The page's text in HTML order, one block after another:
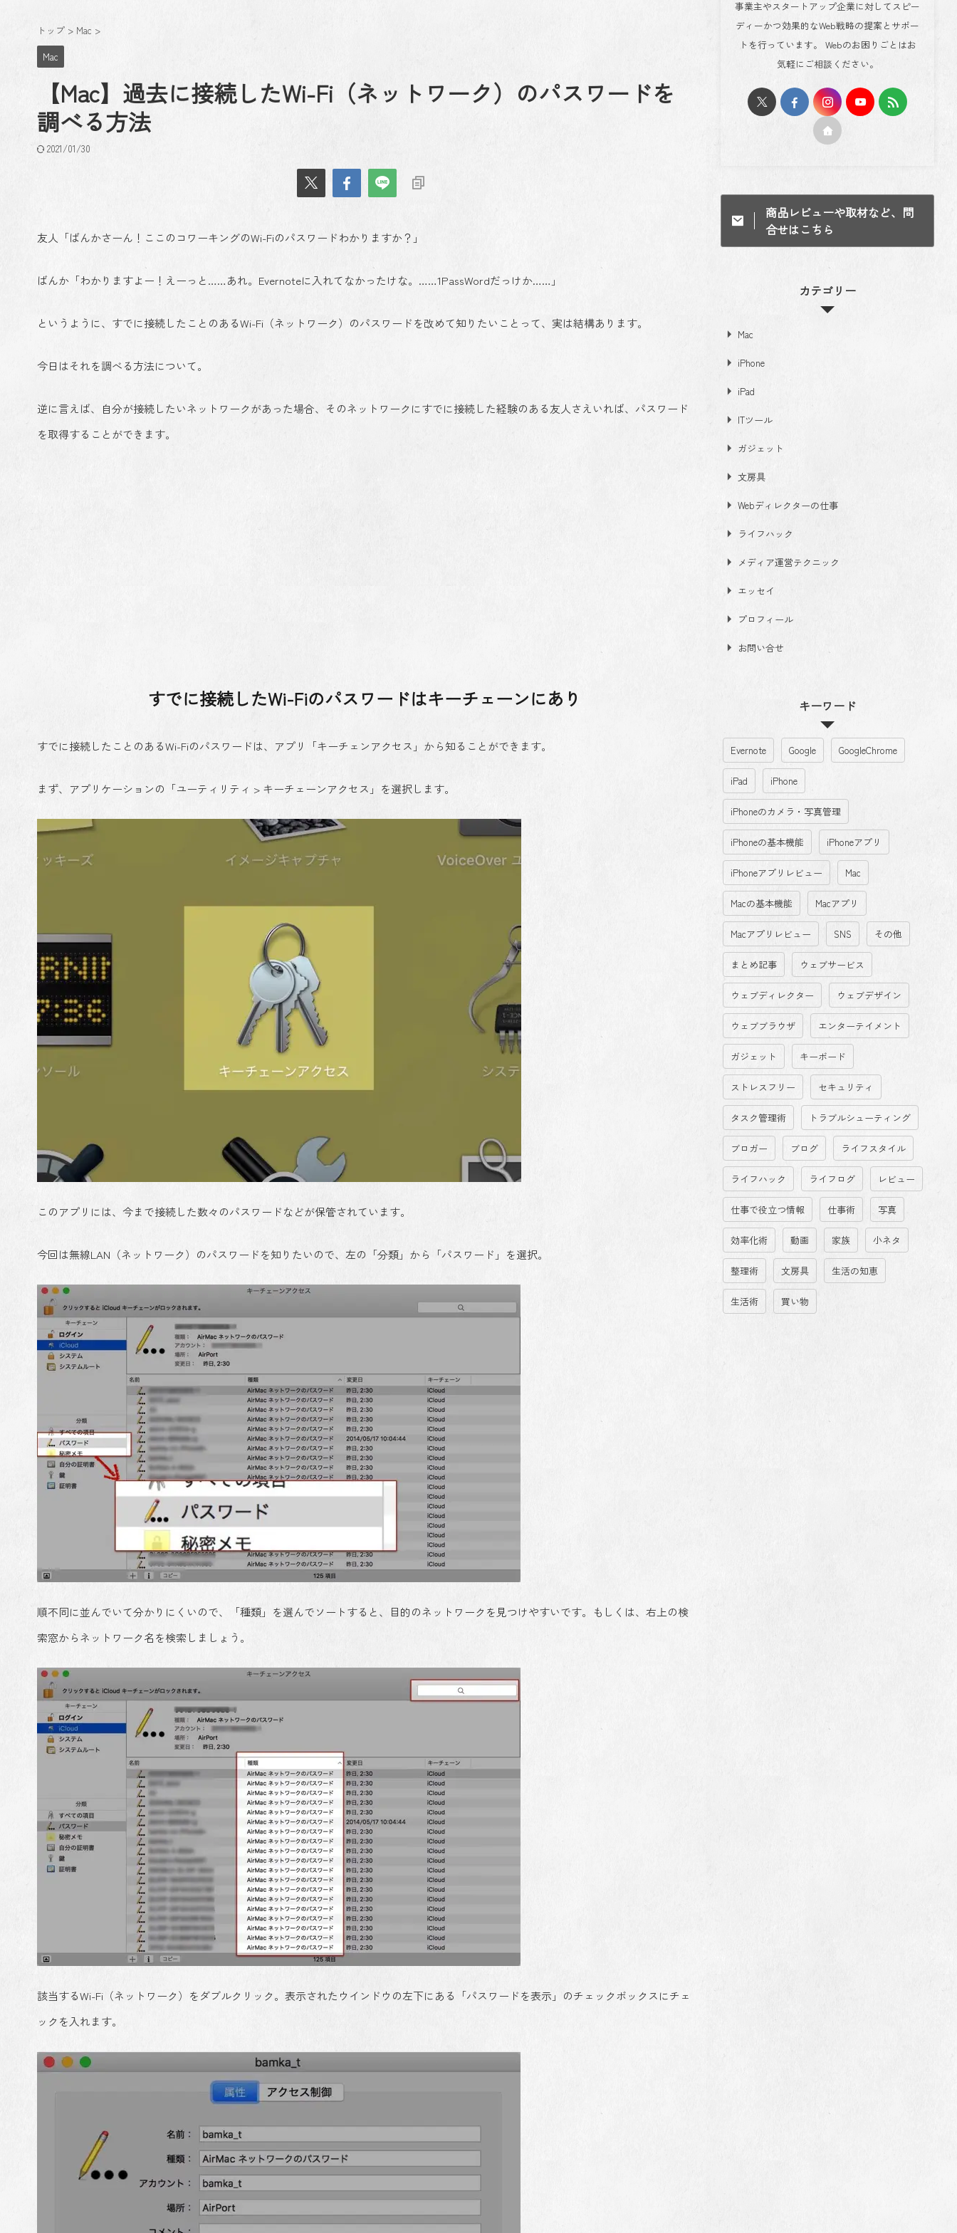
トップ > Mac >
Mac
【Mac】過去に接続したWi-Fi（ネットワーク）のパスワードを
調べる方法
2021/01/30
友人「ばんかさーん！ここのコワーキングのWi-Fiのパスワードわかりますか？」
ばんか「わかりますよー！えーっと……あれ。Evernoteに入れてなかったけな。……1PassWordだっけか……」
というように、すでに接続したことのあるWi-Fi（ネットワーク）のパスワードを改めて知りたいことって、実は結構あります。
今日はそれを調べる方法について。
逆に言えば、自分が接続したいネットワークがあった場合、そのネットワークにすでに接続した経験のある友人さえいれば、パスワード
を取得することができます。
すでに接続したWi-Fiのパスワードはキーチェーンにあり
すでに接続したことのあるWi-Fiのパスワードは、アプリ「キーチェンアクセス」から知ることができます。
まず、アプリケーションの「ユーティリティ > キーチェーンアクセス」を選択します。
このアプリには、今まで接続した数々のパスワードなどが保管されています。
今回は無線LAN（ネットワーク）のパスワードを知りたいので、左の「分類」から「パスワード」を選択。
順不同に並んでいて分かりにくいので、「種類」を選んでソートすると、目的のネットワークを見つけやすいです。もしくは、右上の検
索窓からネットワーク名を検索しましょう。
該当するWi-Fi（ネットワーク）をダブルクリック。表示されたウインドウの左下にある「パスワードを表示」のチェックボックスにチェ
ックを入れます。
事業主やスタートアップ企業に対してスピー
ディーかつ効果的なWeb戦略の提案とサポー
トを行っています。 Webのお困りごとはお
気軽にご相談ください。
商品レビューや取材など、問
合せはこちら
カテゴリー
Mac
iPhone
iPad
ITツール
ガジェット
文房具
Webディレクターの仕事
ライフハック
メディア運営テクニック
エッセイ
プロフィール
お問い合せ
キーワード
Evernote Google GoogleChrome
iPad iPhone
iPhoneのカメラ・写真管理
iPhoneの基本機能 iPhoneアプリ
iPhoneアプリレビュー Mac
Macの基本機能 Macアプリ
Macアプリレビュー SNS その他
まとめ記事 ウェブサービス
ウェブディレクター ウェブデザイン
ウェブブラウザ エンターテイメント
ガジェット キーボード
ストレスフリー セキュリティ
タスク管理術 トラブルシューティング
ブロガー ブログ ライフスタイル
ライフハック ライフログ レビュー
仕事で役立つ情報 仕事術 写真
効率化術 動画 家族 小ネタ
整理術 文房具 生活の知恵
生活術 買い物